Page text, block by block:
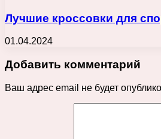
Лучшие кроссовки для
01.04.2024
Добавить комментарий
Ваш адрес email не будет